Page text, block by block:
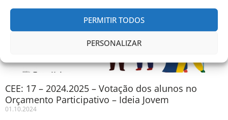
PERMITIR TODOS
PERSONALIZAR
CEE: 17 – 2024.2025 – Votação dos alunos no
Orçamento Participativo – Ideia Jovem
01.10.2024